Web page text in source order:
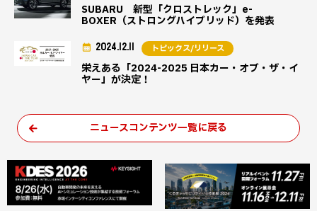
SUBARU 新型「クロストレック」e-
BOXER（ストロングハイブリッド）を発表
栄えある「2024-2025 日本カー・オブ・ザ・イ
ヤー」が決定！
2024.12.11 トピックス/リリース
ニュースコンテンツ一覧に戻る